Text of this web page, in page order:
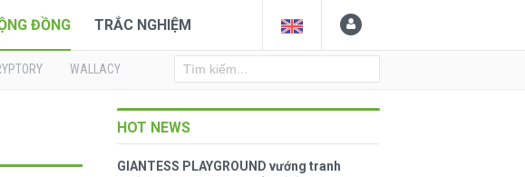
ĐỒNG TRẮC NGHIỆM
WALLACY
HOT NEWS
GIANTESS PLAYGROUND vướng tranh